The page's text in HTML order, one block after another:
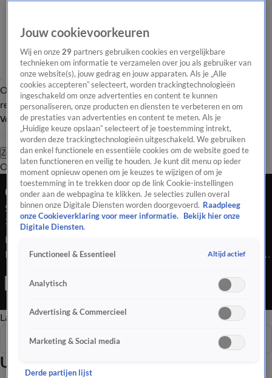
Overzicht Laatste nieuws Regionieuws Het beste van Hart
Tip de
redactie
Volg Hart van Nederland
Zoeken
OverzichtRegioUitzendingenWeerTip de redactiePanelVideo's
Ochtend Editie
Seizoen 2026, aflevering 1769
26 apr, 09:00
Een schietpartij bij het Corresondents' Dinner in Amerika.
Raymond Mens heeft het laatste nieuws over de vermoedelijke
haalt tijdens een nachtelijk avontuur. En een wedstrijdje
Late EditieOchtend EditieVroege Editie
Uitzendingen
Seizoen 2026
Jouw cookievoorkeuren
Wij en onze29 partners gebruiken cookies en vergelijkbare
technieken om informatie te verzamelen over jou als gebruiker van
onze website(s), jouw gedrag en jouw apparaten. Als je „Alle
cookies accepteren” selecteert, worden trackingtechnologieën
ingeschakeld om onze advertenties en content te kunnen
personaliseren, onze producten en diensten te verbeteren en om
de prestaties van advertenties en content te meten. Als je
„Huidige keuze opslaan” selecteert of je toestemming intrekt,
worden deze trackingtechnologieën uitgeschakeld. We gebruiken
dan enkel functionele en essentiële cookies om de website goed te
laten functioneren en veilig te houden. Je kunt dit menu op ieder
moment opnieuw openen om je keuzes te wijzigen of om je
toestemming in te trekken door op de link Cookie-instellingen
onder aan de webpagina te klikken. Je selecties zullen overal
binnen onze Digitale Diensten worden doorgevoerd. Raadpleeg
onze Cookieverklaring voor meer informatie.
Bekijk hier onze
Digitale Diensten.
Functioneel & Essentieel Altijd actief
Analytisch
Advertising & Commercieel
Marketing & Social media
Derde partijen lijst